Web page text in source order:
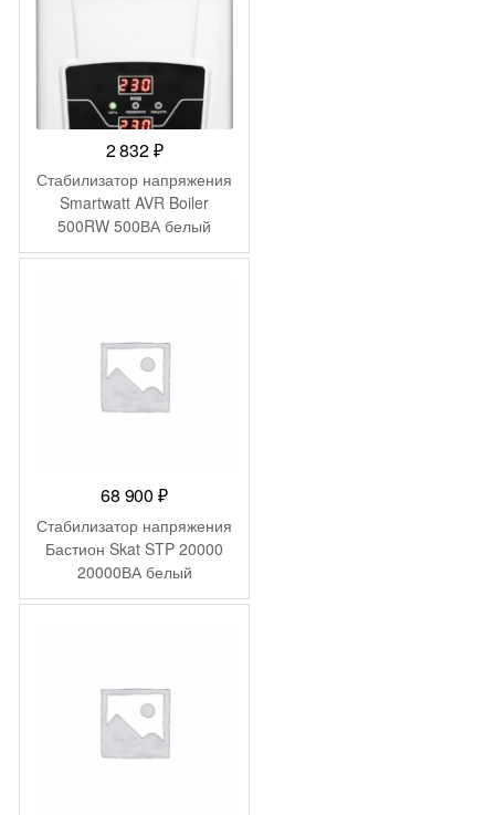
2 832₽
Стабилизатор напряжения
Smartwatt AVR Boiler
500RW 500ВА белый
68 900₽
Стабилизатор напряжения
Бастион Skat STP 20000
20000ВА белый